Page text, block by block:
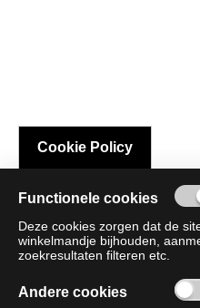
Cookie Policy
Functionele cookies
Deze cookies zorgen dat de
winkelmandje bijhouden,
zoekresultaten filteren etc.
Andere cookies